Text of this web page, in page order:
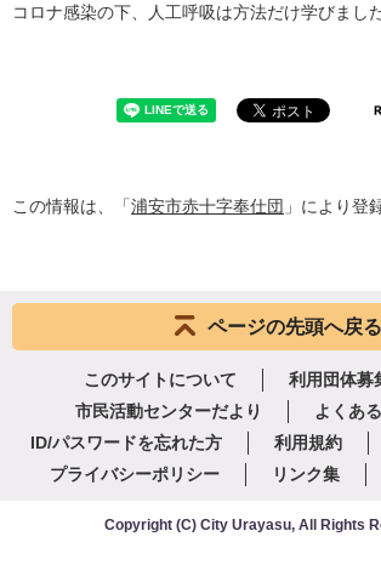
コロナ感染の下、人工呼吸は方法だけ学びました
この情報は、「浦安市赤十字奉仕団 」により登
ページの先頭へ戻る
このサイトについて
利用団体募
市民活動センターだより
よくあ
ID/パスワードを忘れた方
利用規約
プライバシーポリシー
リンク集
Copyright (C) City Urayasu, All Rights